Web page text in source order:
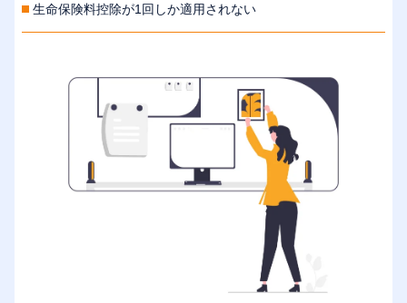
生命保険料控除が1回しか適用されない